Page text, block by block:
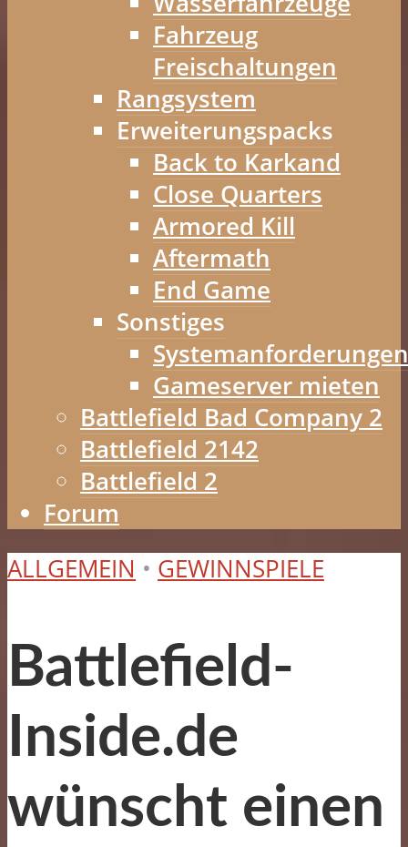
Fahrzeug
Freischaltungen
Rangsystem
Erweiterungspacks
Back to Karkand
Close Quarters
Armored Kill
Aftermath
End Game
Sonstiges
Systemanforderungen
Gameserver mieten
Battlefield Bad Company 2
Battlefield 2142
Battlefield 2
Forum
ALLGEMEIN • GEWINNSPIELE
Battlefield-
Inside.de
wünscht einen